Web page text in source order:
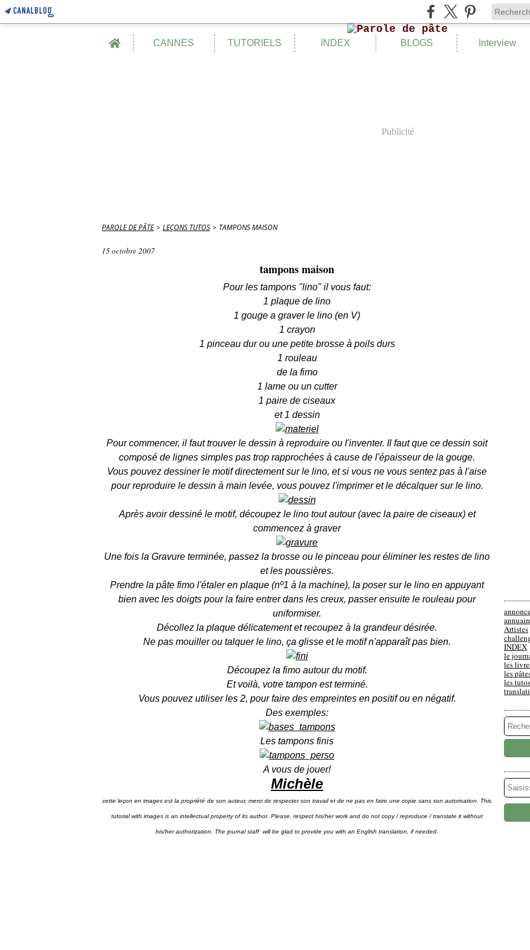
Home CANNES TUTORIELS INDEX BLOGS Interview
Publicité
PAROLE DE PÂTE > LEÇONS TUTOS > TAMPONS MAISON
15 octobre 2007
tampons maison
Pour les tampons "lino" il vous faut:
1 plaque de lino
1 gouge a graver le lino (en V)
1 crayon
1 pinceau dur ou une petite brosse à poils durs
1 rouleau
de la fimo
1 lame ou un cutter
1 paire de ciseaux
et 1 dessin
Pour commencer, il faut trouver le dessin à reproduire ou l'inventer. Il faut que ce dessin soit
composé de lignes simples pas trop rapprochées à cause de l'épaisseur de la gouge.
Vous pouvez dessiner le motif directement sur le lino, et si vous ne vous sentez pas à l'aise
pour reproduire le dessin à main levée, vous pouvez l'imprimer et le décalquer sur le lino.
Après avoir dessiné le motif, découpez le lino tout autour (avec la paire de ciseaux) et
commencez à graver
Une fois la Gravure terminée, passez la brosse ou le pinceau pour éliminer les restes de lino
et les poussières.
Prendre la pâte fimo l'étaler en plaque (nº1 à la machine), la poser sur le lino en appuyant
bien avec les doigts pour la faire entrer dans les creux, passer ensuite le rouleau pour
uniformiser.
Décollez la plaque délicatement et recoupez à la grandeur désirée.
Ne pas mouiller ou talquer le lino, ça glisse et le motif n'apparaît pas bien.
Découpez la fimo autour du motif.
Et voilà, votre tampon est terminé.
Vous pouvez utiliser les 2, pour faire des empreintes en positif ou en négatif.
Des exemples:
Les tampons finis
A vous de jouer!
Michèle
cette leçon en images est la propriété de son auteur, merci de respecter son travail et de ne pas en faire une copie sans son autorisation. This
tutorial with images is an intellectual property of its author. Please, respect his/her work and do not copy / reproduce / translate it without
his/her authorization. The journal staff will be glad to provide you with an English translation, if needed.
Artistes
INDEX
le
les
les
les tutos